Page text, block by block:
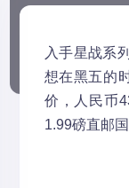
入手星战系
想在黑五的
价，人民币
1.99磅直邮